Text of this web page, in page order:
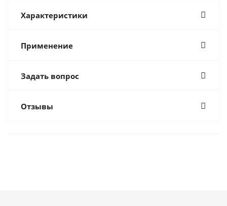
Характеристики
Применение
Задать вопрос
Отзывы